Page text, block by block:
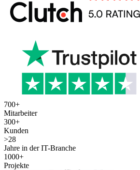
700+
Mitarbeiter
300+
Kunden
>28
Jahre in der IT-Branche
1000+
Projekte